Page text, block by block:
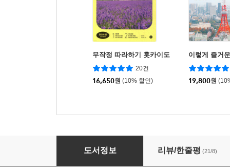
무작정 따라하기 홋카이도
20건
16,650원 (10% 할인)
이렇게 즐거
19,800원
무작정 따라하기 도쿄
도서정보 리뷰/한줄평 (21/8)